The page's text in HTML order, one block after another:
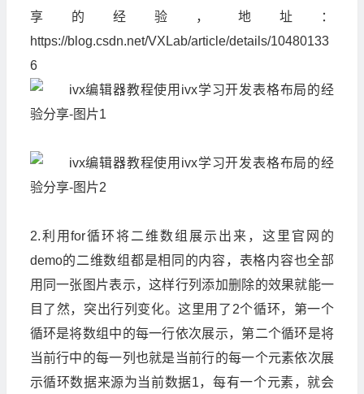
享的经验，地址：
https://blog.csdn.net/VXLab/article/details/10480133
6
2.利用for循环将二维数组展示出来，这里官网的
demo的二维数组都是相同的内容，表格内容也全部
用同一张图片表示，这样行列添加删除的效果就能一
目了然，突出行列变化。这里用了2个循环，第一个
循环是将数组中的每一行依次展示，第二个循环是将
当前行中的每一列也就是当前行的每一个元素依次展
示循环数据来源为当前数据1，每有一个元素，就会